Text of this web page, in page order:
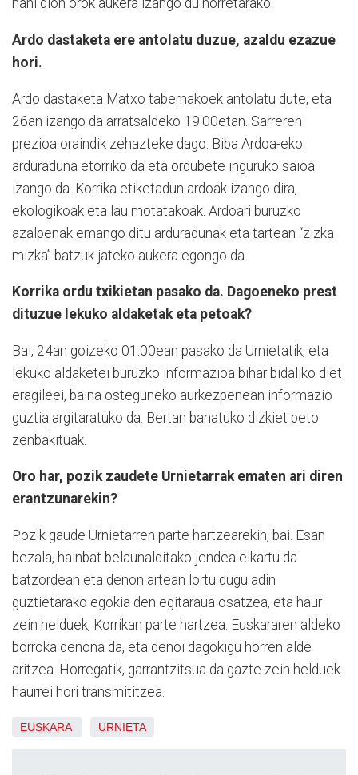
nahi dion orok aukera izango du horretarako.
Ardo dastaketa ere antolatu duzue, azaldu ezazue
hori.
Ardo dastaketa Matxo tabernakoek antolatu dute, eta
26an izango da arratsaldeko 19:00etan. Sarreren
prezioa oraindik zehazteke dago. Biba Ardoa-eko
arduraduna etorriko da eta ordubete inguruko saioa
izango da. Korrika etiketadun ardoak izango dira,
ekologikoak eta lau motatakoak. Ardoari buruzko
azalpenak emango ditu arduradunak eta tartean “zizka
mizka” batzuk jateko aukera egongo da.
Korrika ordu txikietan pasako da. Dagoeneko prest
dituzue lekuko aldaketak eta petoak?
Bai, 24an goizeko 01:00ean pasako da Urnietatik, eta
lekuko aldaketei buruzko informazioa bihar bidaliko diet
eragileei, baina osteguneko aurkezpenean informazio
guztia argitaratuko da. Bertan banatuko dizkiet peto
zenbakituak.
Oro har, pozik zaudete Urnietarrak ematen ari diren
erantzunarekin?
Pozik gaude Urnietarren parte hartzearekin, bai. Esan
bezala, hainbat belaunalditako jendea elkartu da
batzordean eta denon artean lortu dugu adin
guztietarako egokia den egitaraua osatzea, eta haur
zein helduek, Korrikan parte hartzea. Euskararen aldeko
borroka denona da, eta denoi dagokigu horren alde
aritzea. Horregatik, garrantzitsua da gazte zein helduek
haurrei hori transmititzea.
EUSKARA URNIETA